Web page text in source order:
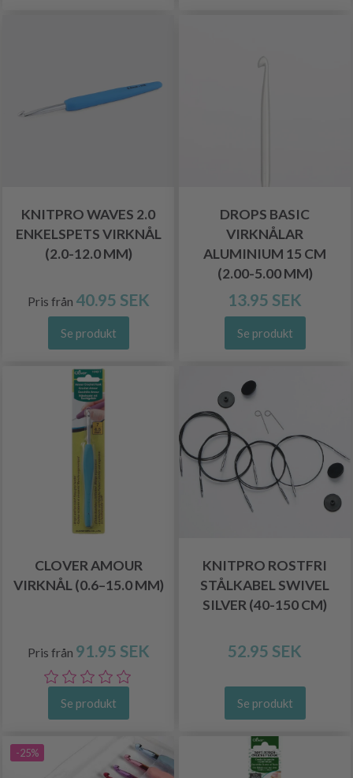
KNITPRO WAVES 2.0
ENKELSPETS VIRKNÅL
(2.0-12.0 MM)
Pris från 40.95 SEK
Se produkt
DROPS BASIC
VIRKNÅLAR
ALUMINIUM 15 CM
(2.00-5.00 MM)
13.95 SEK
Se produkt
CLOVER AMOUR
VIRKNÅL (0.6–15.0 MM)
Pris från 91.95 SEK
Se produkt
KNITPRO ROSTFRI
STÅLKABEL SWIVEL
SILVER (40-150 CM)
52.95 SEK
Se produkt
-25%